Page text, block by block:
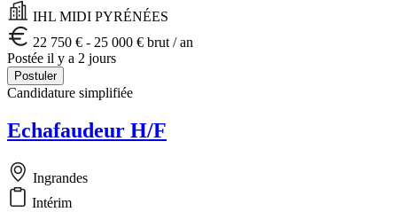
IHL MIDI PYRÉNÉES
22 750 € - 25 000 € brut / an
Postée il y a 2 jours
Postuler
Candidature simplifiée
Echafaudeur H/F
Ingrandes
Intérim